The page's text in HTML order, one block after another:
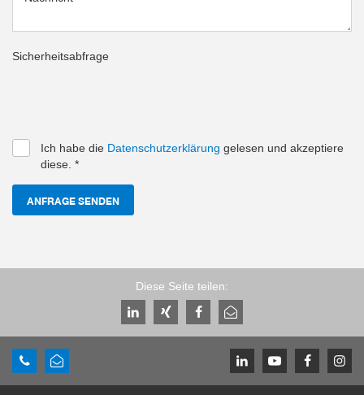
Sicherheitsabfrage
Ich habe die Datenschutzerklärung gelesen und akzeptiere
diese. *
ANFRAGE SENDEN
Diese Seite teilen: